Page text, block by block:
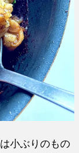
小ぶりのもの